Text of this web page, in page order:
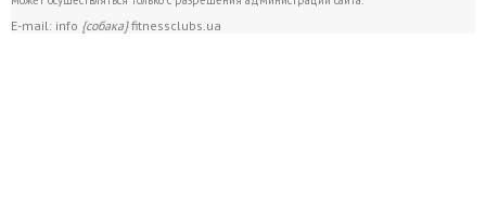
E-mail: info {собака}fitnessclubs.ua